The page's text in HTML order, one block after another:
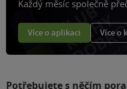
Každý měsíc společně
Více o aplikaci Více o
Potřebujete s něčím